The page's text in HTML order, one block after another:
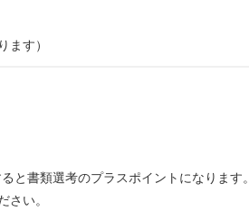
ます）
と書類選考のプラスポイントになります。
さい。